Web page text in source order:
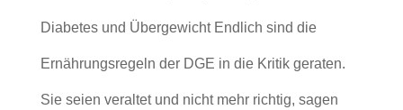
Diabetes und Übergewicht Endlich sind die
Ernährungsregeln der DGE in die Kritik geraten.
Sie seien veraltet und nicht mehr richtig, sagen